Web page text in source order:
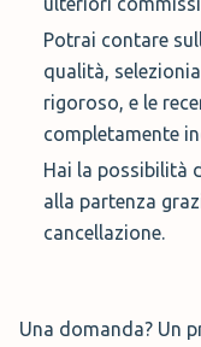
Potrai contare
qualità,
rigoroso, e le
completamente
Hai la possibilità
alla partenza
cancellazione.
Una domanda? Un